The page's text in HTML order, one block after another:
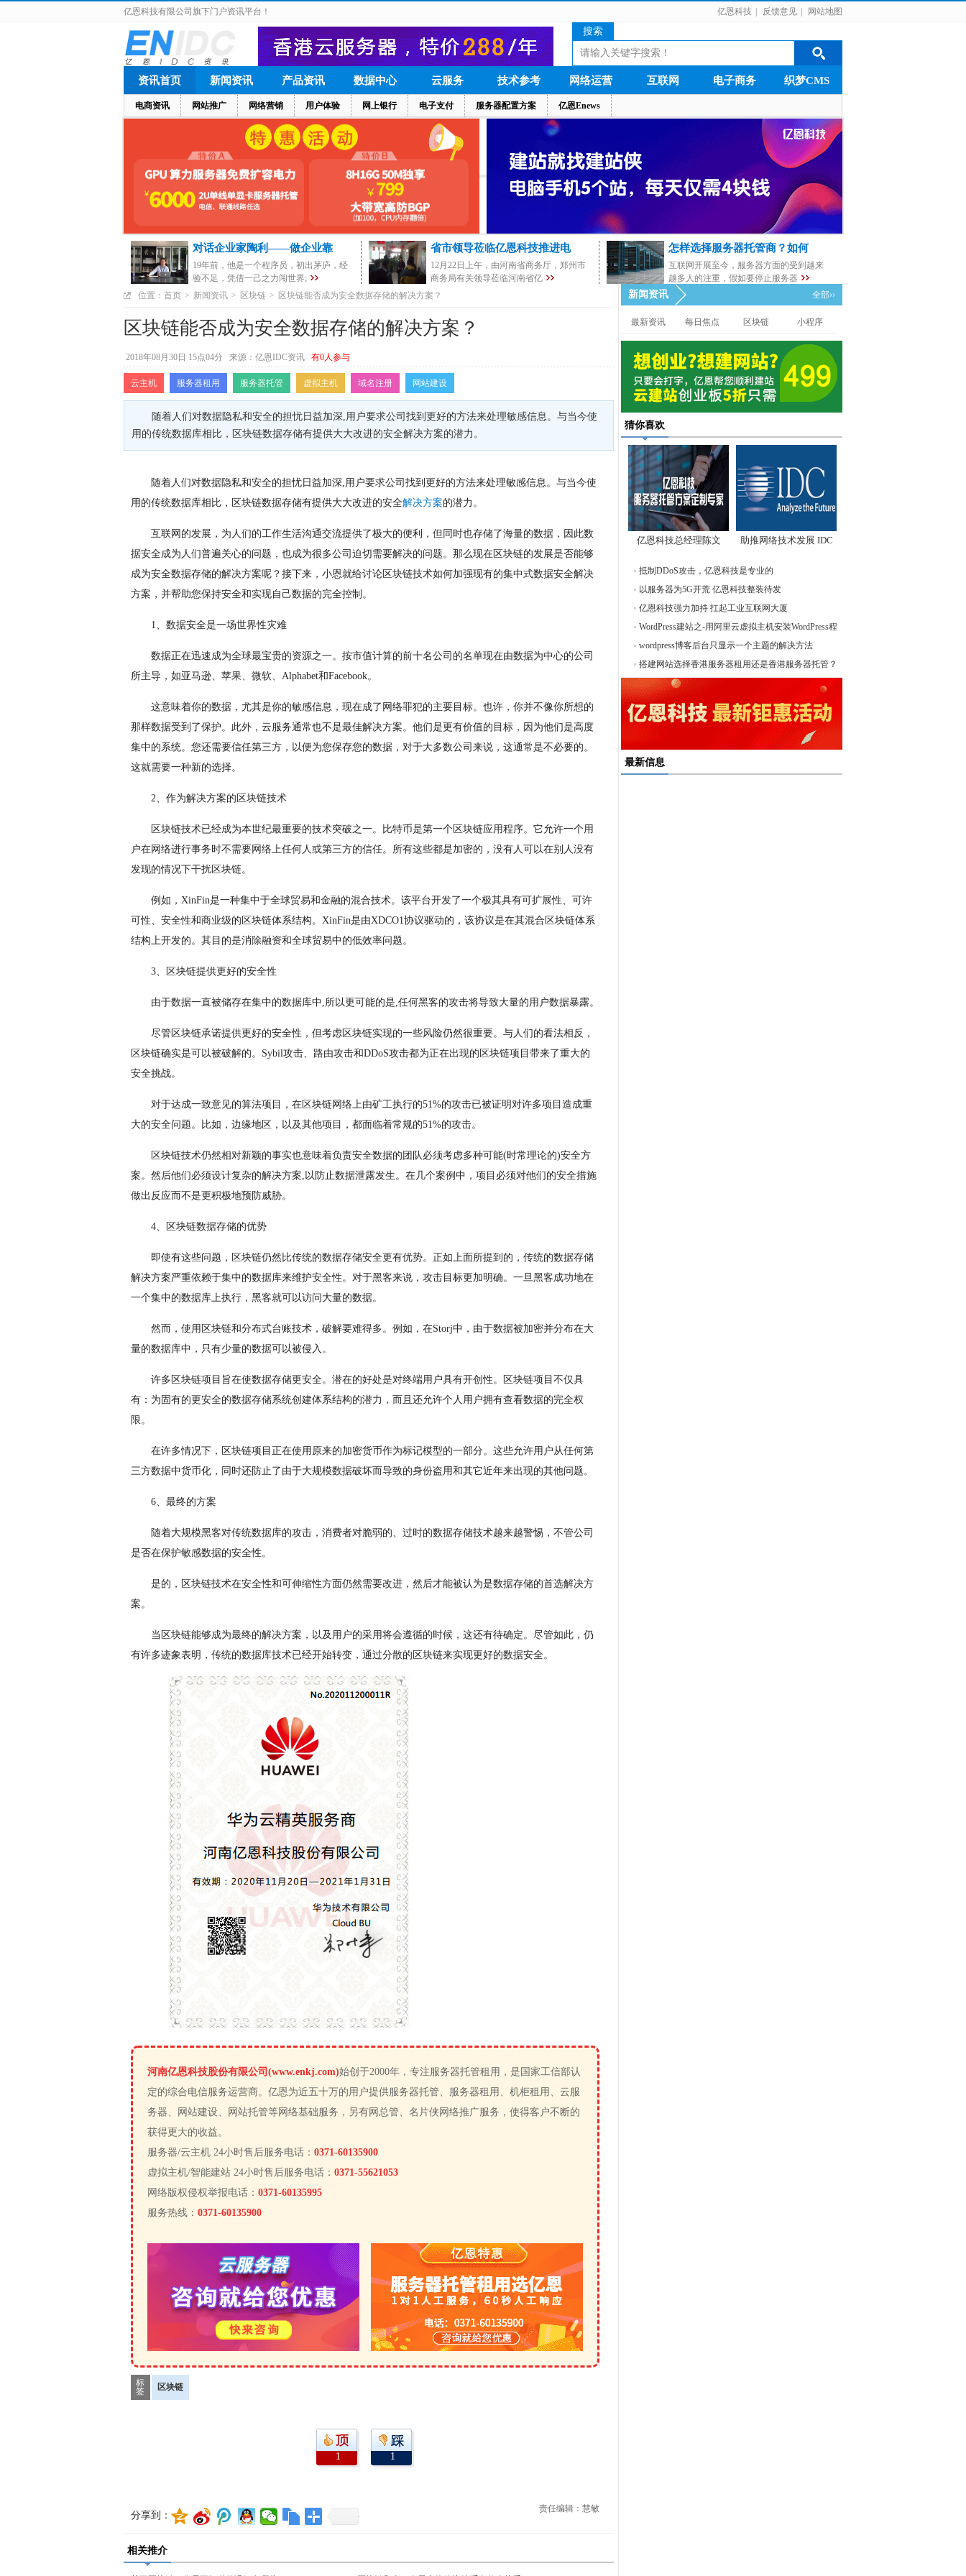
亿恩科技 反馈意见 网站地图
亿恩科技有限公司旗下门户资讯平台！
搜索
资讯首页
电商资讯 网站推广 网络营销 用户体验 网上银行 电子支付 服务器配置方案 亿恩Enews
新闻资讯 产品资讯 数据中心 云服务 技术参考 网络运营 互联网 电子商务 织梦CMS
对话企业家陶利——做企业靠
19年前，他是一个程序员，初出茅庐，经
验不足，凭借一己之力闯世界;
省市领导莅临亿恩科技推进电
12月22日上午，由河南省商务厅，郑州市
商务局有关领导莅临河南省亿
怎样选择服务器托管商？如何
互联网开展至今，服务器方面的受到越来
越多人的注重，假如要停止服务器
位置： 首页 > 新闻资讯 > 区块链 > 区块链能否成为安全数据存储的解决方案？
区块链能否成为安全数据存储的解决方案？
2018年08月30日 15点04分 来源：亿恩IDC资讯 有0人参与
云主机 服务器租用 服务器托管 虚拟主机 域名注册 网站建设
随着人们对数据隐私和安全的担忧日益加深,用户要求公司找到更好的方法来处理敏感信息。与当今使
用的传统数据库相比，区块链数据存储有提供大大改进的安全解决方案的潜力。
随着人们对数据隐私和安全的担忧日益加深,用户要求公司找到更好的方法来处理敏感信息。与当今使
用的传统数据库相比，区块链数据存储有提供大大改进的安全解决方案的潜力。
互联网的发展，为人们的工作生活沟通交流提供了极大的便利，但同时也存储了海量的数据，因此数
据安全成为人们普遍关心的问题，也成为很多公司迫切需要解决的问题。那么现在区块链的发展是否能够
成为安全数据存储的解决方案呢？接下来，小恩就给讨论区块链技术如何加强现有的集中式数据安全解决
方案，并帮助您保持安全和实现自己数据的完全控制。
1、数据安全是一场世界性灾难
数据正在迅速成为全球最宝贵的资源之一。按市值计算的前十名公司的名单现在由数据为中心的公司
所主导，如亚马逊、苹果、微软、Alphabet和Facebook。
这意味着你的数据，尤其是你的敏感信息，现在成了网络罪犯的主要目标。也许，你并不像你所想的
那样数据受到了保护。此外，云服务通常也不是最佳解决方案。他们是更有价值的目标，因为他们是高度
集中的系统。您还需要信任第三方，以便为您保存您的数据，对于大多数公司来说，这通常是不必要的。
这就需要一种新的选择。
2、作为解决方案的区块链技术
区块链技术已经成为本世纪最重要的技术突破之一。比特币是第一个区块链应用程序。它允许一个用
户在网络进行事务时不需要网络上任何人或第三方的信任。所有这些都是加密的，没有人可以在别人没有
发现的情况下干扰区块链。
例如，XinFin是一种集中于全球贸易和金融的混合技术。该平台开发了一个极其具有可扩展性、可许
可性、安全性和商业级的区块链体系结构。XinFin是由XDCO1协议驱动的，该协议是在其混合区块链体系
结构上开发的。其目的是消除融资和全球贸易中的低效率问题。
3、区块链提供更好的安全性
由于数据一直被储存在集中的数据库中,所以更可能的是,任何黑客的攻击将导致大量的用户数据暴露。
尽管区块链承诺提供更好的安全性，但考虑区块链实现的一些风险仍然很重要。与人们的看法相反，
区块链确实是可以被破解的。Sybil攻击、路由攻击和DDoS攻击都为正在出现的区块链项目带来了重大的
安全挑战。
对于达成一致意见的算法项目，在区块链网络上由矿工执行的51%的攻击已被证明对许多项目造成重
大的安全问题。比如，边缘地区，以及其他项目，都面临着常规的51%的攻击。
区块链技术仍然相对新颖的事实也意味着负责安全数据的团队必须考虑多种可能(时常理论的)安全方
案。然后他们必须设计复杂的解决方案,以防止数据泄露发生。在几个案例中，项目必须对他们的安全措施
做出反应而不是更积极地预防威胁。
4、区块链数据存储的优势
即使有这些问题，区块链仍然比传统的数据存储安全更有优势。正如上面所提到的，传统的数据存储
解决方案严重依赖于集中的数据库来维护安全性。对于黑客来说，攻击目标更加明确。一旦黑客成功地在
一个集中的数据库上执行，黑客就可以访问大量的数据。
然而，使用区块链和分布式台账技术，破解要难得多。例如，在Storj中，由于数据被加密并分布在大
量的数据库中，只有少量的数据可以被侵入。
许多区块链项目旨在使数据存储更安全。潜在的好处是对终端用户具有开创性。区块链项目不仅具
有：为固有的更安全的数据存储系统创建体系结构的潜力，而且还允许个人用户拥有查看数据的完全权
限。
在许多情况下，区块链项目正在使用原来的加密货币作为标记模型的一部分。这些允许用户从任何第
三方数据中货币化，同时还防止了由于大规模数据破坏而导致的身份盗用和其它近年来出现的其他问题。
6、最终的方案
随着大规模黑客对传统数据库的攻击，消费者对脆弱的、过时的数据存储技术越来越警惕，不管公司
是否在保护敏感数据的安全性。
是的，区块链技术在安全性和可伸缩性方面仍然需要改进，然后才能被认为是数据存储的首选解决方
案。
当区块链能够成为最终的解决方案，以及用户的采用将会遵循的时候，这还有待确定。尽管如此，仍
有许多迹象表明，传统的数据库技术已经开始转变，通过分散的区块链来实现更好的数据安全。
河南亿恩科技股份有限公司(www.enkj.com)始创于2000年，专注服务器托管租用，是国家工信部认
定的综合电信服务运营商。亿恩为近五十万的用户提供服务器托管、服务器租用、机柜租用、云服
务器、网站建设、网站托管等网络基础服务，另有网总管、名片侠网络推广服务，使得客户不断的
获得更大的收益。
服务器/云主机 24小时售后服务电话： 0371-60135900
虚拟主机/智能建站 24小时售后服务电话： 0371-55621053
网络版权侵权举报电话： 0371-60135995
服务热线： 0371-60135900
标
签
区块链
1 1
分享到：
责任编辑：慧敏
相关推介
新闻资讯 全部››
最新资讯 每日焦点 区块链 小程序
猜你喜欢
亿恩科技总经理陈文
先
助推网络技术发展 IDC
抵制DDoS攻击，亿恩科技是专业的
以服务器为5G开荒 亿恩科技整装待发
亿恩科技强力加持 扛起工业互联网大厦
WordPress建站之-用阿里云虚拟主机安装WordPress程
序！
wordpress博客后台只显示一个主题的解决方法
搭建网站选择香港服务器租用还是香港服务器托管？
最新信息